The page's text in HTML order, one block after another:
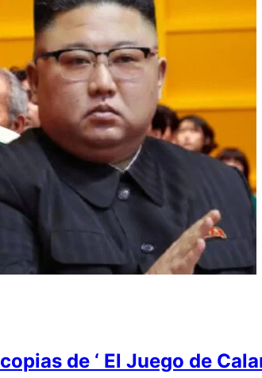
de ‘ El Juego de